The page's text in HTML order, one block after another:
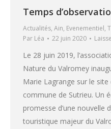
Temps
Actualités, Ain, Evenementiel,
Par Léa 22 juin 2020
Le 28 juin 2019,
Nature du Valromey
Marie Lagrange sur le site
commune de Sutrieu. Un
promesse d’une nouvelle
touristique majeur du